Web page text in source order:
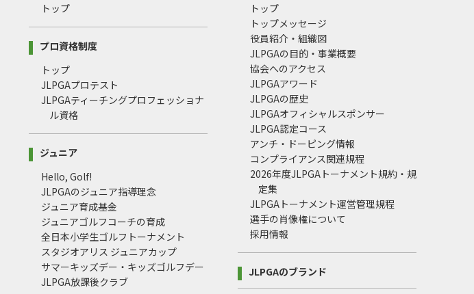
トップ
プロ資格制度
トップ
JLPGAプロテスト
JLPGAティーチングプロフェッショナ
ル資格
ジュニア
Hello, Golf!
JLPGAのジュニア指導理念
ジュニア育成基金
ジュニアゴルフコーチの育成
全日本小学生ゴルフトーナメント
スタジオアリス ジュニアカップ
サマーキッズデー・キッズゴルフデー
JLPGA放課後クラブ
トップ
トップメッセージ
役員紹介・組織図
JLPGAの目的・事業概要
協会へのアクセス
JLPGAアワード
JLPGAの歴史
JLPGAオフィシャルスポンサー
JLPGA認定コース
アンチ・ドーピング情報
コンプライアンス関連規程
2026年度JLPGAトーナメント規約・規
定集
JLPGAトーナメント運営管理規程
選手の肖像権について
採用情報
JLPGAのブランド